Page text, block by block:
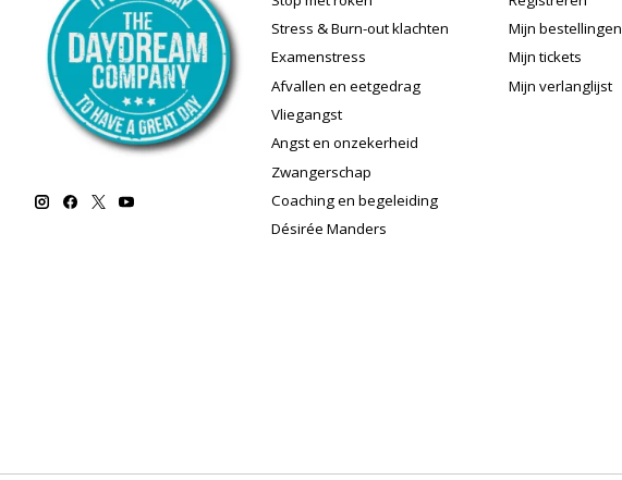
Stress & Burn-out klachten
Examenstress
Afvallen en eetgedrag
Vliegangst
Angst en onzekerheid
Zwangerschap
Coaching en begeleiding
Désirée Manders
Mijn bestellingen
Mijn tickets
Mijn verlanglijst